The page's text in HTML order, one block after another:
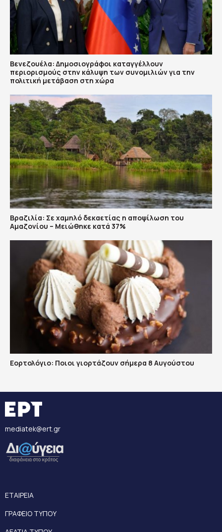
Βενεζουέλα: Δημοσιογράφοι καταγγέλλουν
περιορισμούς στην κάλυψη των συνομιλιών για την
πολιτική μετάβαση στη χώρα
Βραζιλία: Σε χαμηλό δεκαετίας η αποψίλωση του
Αμαζονίου – Μειώθηκε κατά 37%
Εορτολόγιο: Ποιοι γιορτάζουν σήμερα 8 Αυγούστου
mediatek@ert.gr
ΕΤΑΙΡΕΙΑ
ΓΡΑΦΕΙΟ ΤΥΠΟΥ